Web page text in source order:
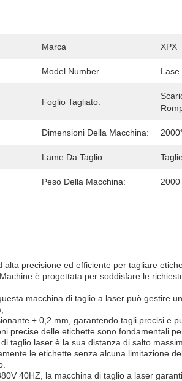
Marca XPX
Model Number Lase
Foglio Tagliato:
Dimensioni Della Macchina:
Lame Da Taglio:
Peso Della Macchina: 2000
precisione ed efficiente per tagliare
è progettata per soddisfare le
macchina di taglio a laser può gestire
± 0,2 mm, garantendo tagli precisi e
precise delle etichette sono fondamentali
taglio laser è la sua distanza di salto
le etichette senza alcuna limitazione
40HZ, la macchina di taglio a laser